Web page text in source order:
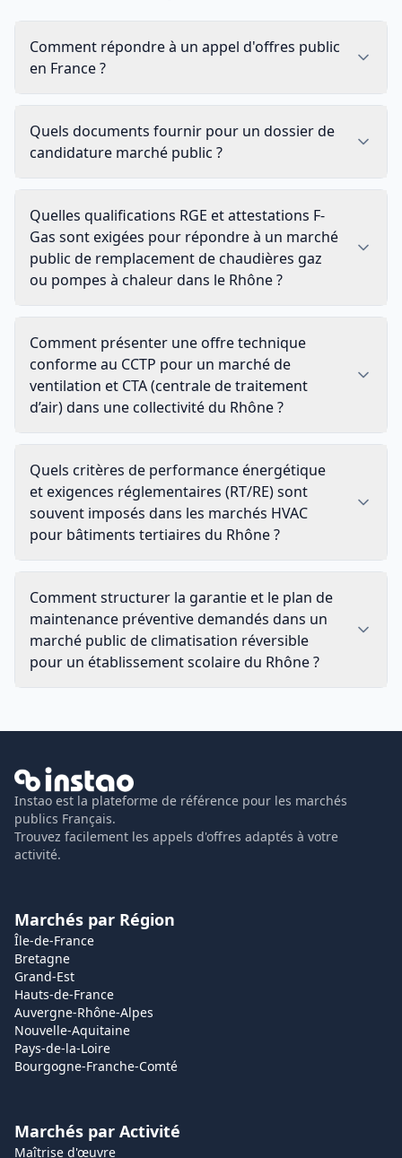
Comment répondre à un appel d'offres public
en France ?
Quels documents fournir pour un dossier de
candidature marché public ?
Quelles qualifications RGE et attestations F-
Gas sont exigées pour répondre à un marché
public de remplacement de chaudières gaz
ou pompes à chaleur dans le Rhône ?
Comment présenter une offre technique
conforme au CCTP pour un marché de
ventilation et CTA (centrale de traitement
d’air) dans une collectivité du Rhône ?
Quels critères de performance énergétique
et exigences réglementaires (RT/RE) sont
souvent imposés dans les marchés HVAC
pour bâtiments tertiaires du Rhône ?
Comment structurer la garantie et le plan de
maintenance préventive demandés dans un
marché public de climatisation réversible
pour un établissement scolaire du Rhône ?
Instao est la plateforme de référence pour les marchés
publics Français.
Trouvez facilement les appels d'offres adaptés à votre
activité.
Marchés par Région
Île-de-France
Bretagne
Grand-Est
Hauts-de-France
Auvergne-Rhône-Alpes
Nouvelle-Aquitaine
Pays-de-la-Loire
Bourgogne-Franche-Comté
Marchés par Activité
Maîtrise d'œuvre